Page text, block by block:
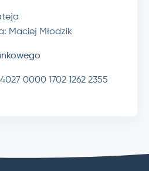
Maciej Młodzik
0000 1702 1262 2355